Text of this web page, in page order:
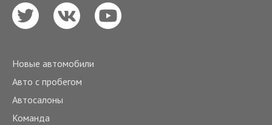
Новые автомобили
Авто с пробегом
Автосалоны
Команда